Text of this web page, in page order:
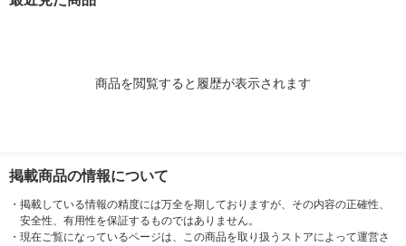
商品を閲覧すると履歴が表示されます
掲載商品の情報について
・ 掲載している情報の精度には万全を期しておりますが、その内容の正確性、
安全性、有用性を保証するものではありません。
・ 現在ご覧になっているページは、この商品を取り扱うストアによって運営さ